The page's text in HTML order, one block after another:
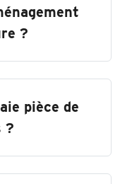
?
pièce de
?